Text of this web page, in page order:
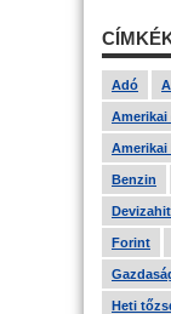
Adó
Amerikai
Benzin
Forint
Heti